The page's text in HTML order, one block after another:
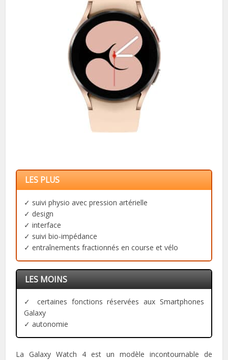
LES PLUS
✓ suivi physio avec pression artérielle
✓ design
✓ interface
✓ suivi bio-impédance
✓ entraînements fractionnés en course et vélo
LES MOINS
✓ certaines fonctions réservées aux Smartphones
Galaxy
✓ autonomie
La Galaxy Watch 4 est un modèle incontournable de